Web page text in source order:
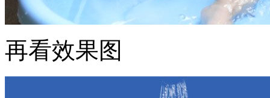
再看效果图